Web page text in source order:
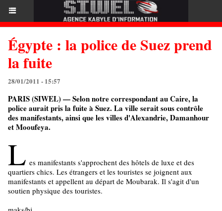
Égypte : la police de Suez prend
la fuite
28/01/2011 - 15:57
PARIS (SIWEL) — Selon notre correspondant au Caire, la
police aurait pris la fuite à Suez. La ville serait sous contrôle
des manifestants, ainsi que les villes d'Alexandrie, Damanhour
et Mooufeya.
L es manifestants s'approchent des hôtels de luxe et des
quartiers chics. Les étrangers et les touristes se joignent aux
manifestants et appellent au départ de Moubarak. Il s'agit d'un
soutien physique des touristes.